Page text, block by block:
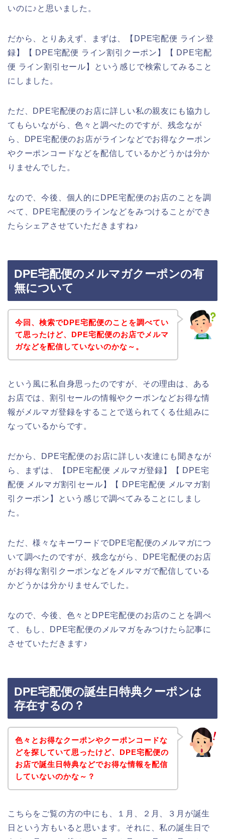
いのに♪と思いました。
だから、とりあえず、まずは、【DPE宅配便 ライン登
録】【 DPE宅配便 ライン割引クーポン】【 DPE宅配
便 ライン割引セール】という感じで検索してみること
にしました。
ただ、DPE宅配便のお店に詳しい私の親友にも協力し
てもらいながら、色々と調べたのですが、残念なが
ら、DPE宅配便のお店がラインなどでお得なクーポン
やクーポンコードなどを配信しているかどうかは分か
りませんでした。
なので、今後、個人的にDPE宅配便のお店のことを調
べて、DPE宅配便のラインなどをみつけることができ
たらシェアさせていただきますね♪
DPE宅配便のメルマガクーポンの有
無について
今回、検索でDPE宅配便のことを調べてい
て思ったけど、DPE宅配便のお店でメルマ
ガなどを配信していないのかな～。
という風に私自身思ったのですが、その理由は、ある
お店では、割引セールの情報やクーポンなどお得な情
報がメルマガ登録をすることで送られてくる仕組みに
なっているからです。
だから、DPE宅配便のお店に詳しい友達にも聞きなが
ら、まずは、【DPE宅配便 メルマガ登録】【 DPE宅
配便 メルマガ割引セール】【 DPE宅配便 メルマガ割
引クーポン】という感じで調べてみることにしまし
た。
ただ、様々なキーワードでDPE宅配便のメルマガにつ
いて調べたのですが、残念ながら、DPE宅配便のお店
がお得な割引クーポンなどをメルマガで配信している
かどうかは分かりませんでした。
なので、今後、色々とDPE宅配便のお店のことを調べ
て、もし、DPE宅配便のメルマガをみつけたら記事に
させていただきます♪
DPE宅配便の誕生日特典クーポンは
存在するの？
色々とお得なクーポンやクーポンコードな
どを探していて思ったけど、DPE宅配便の
お店で誕生日特典などでお得な情報を配信
していないのかな～？
こちらをご覧の方の中にも、１月、２月、３月が誕生
日という方もいると思います。それに、私の誕生日で